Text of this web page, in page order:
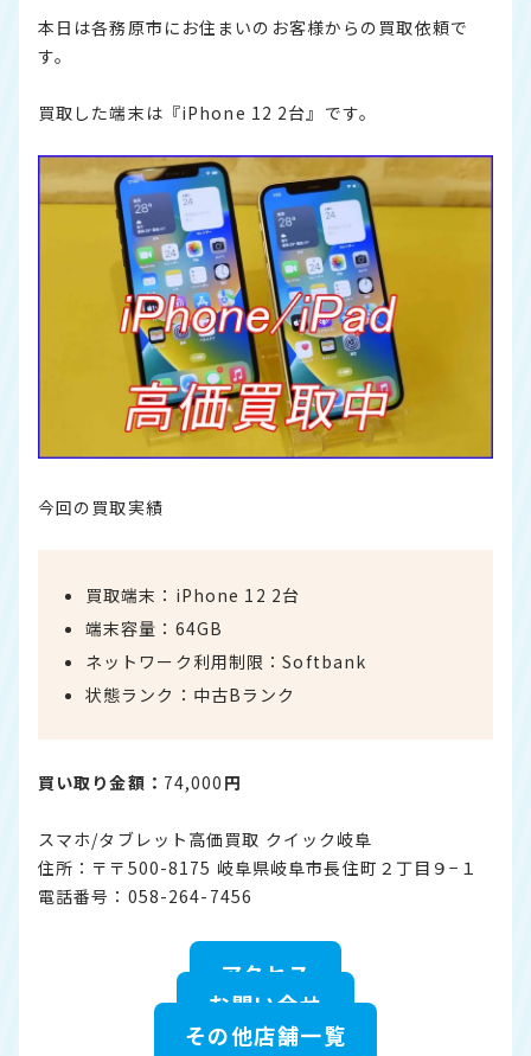
本日は各務原市にお住まいのお客様からの買取依頼で
す。
買取した端末は『iPhone 12 2台』です。
今回の買取実績
買取端末：iPhone 12 2台
端末容量：64GB
ネットワーク利用制限：Softbank
状態ランク：中古Bランク
買い取り金額： 74,000 円
スマホ/タブレット高価買取 クイック岐阜
住所：〒〒500-8175 岐阜県岐阜市長住町２丁目９−１
電話番号：058-264-7456
アクセス
お問い合せ
その他店舗一覧